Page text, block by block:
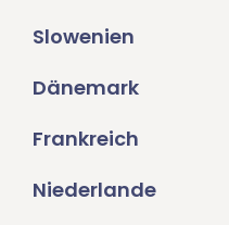
Slowenien
Dänemark
Frankreich
Niederlande